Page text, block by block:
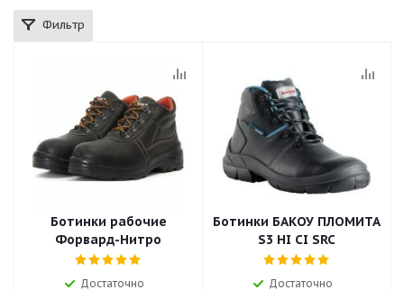
Фильтр
Ботинки рабочие
Форвард-Нитро
Достаточно
Ботинки БАКОУ ПЛОМИТА
S3 HI CI SRC
Достаточно